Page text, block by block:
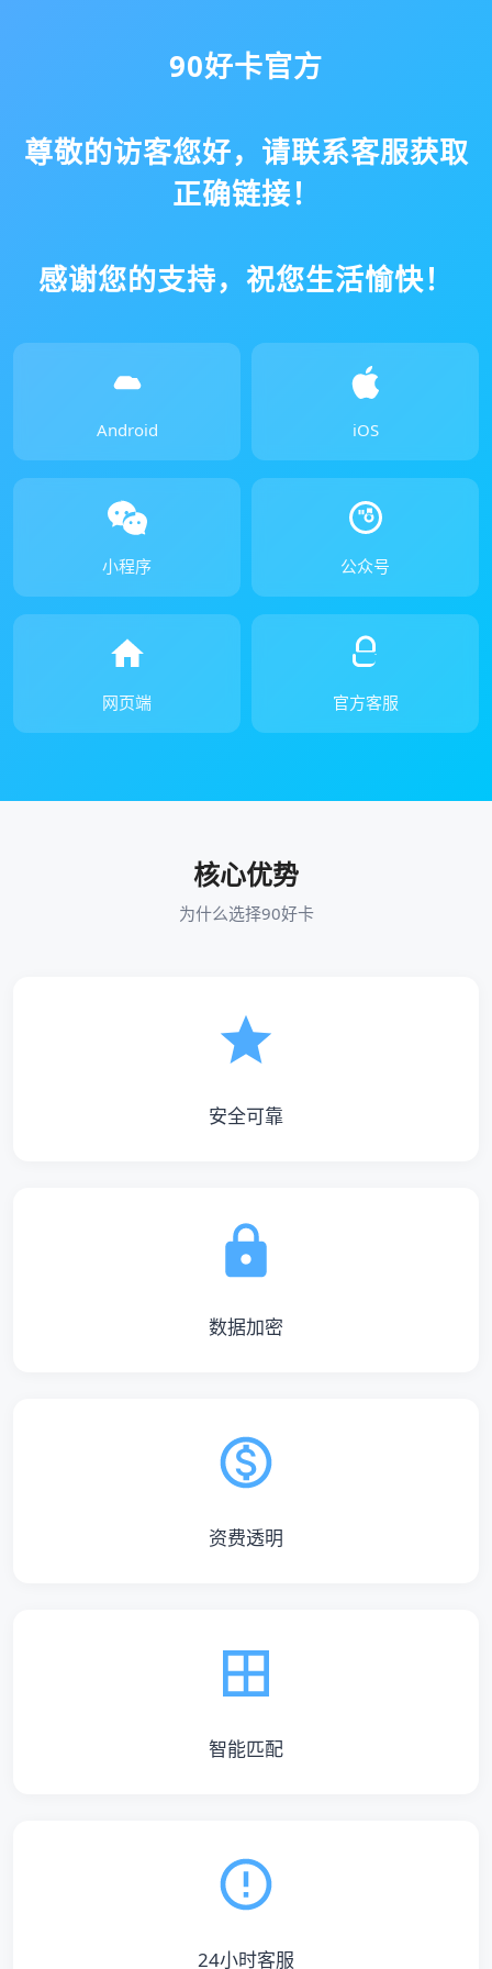
90好卡官方
尊敬的访客您好，请联系客服获取
正确链接！
感谢您的支持，祝您生活愉快！
Android iOS
小程序 公众号
网页端 官方客服
核心优势
为什么选择90好卡
安全可靠
数据加密
资费透明
智能匹配
24小时客服